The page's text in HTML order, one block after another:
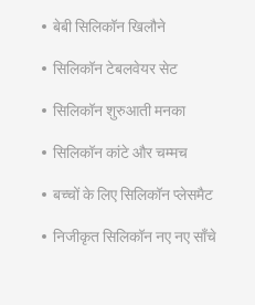
बेबी सिलिकॉन खिलौने
सिलिकॉन टेबलवेयर सेट
सिलिकॉन शुरुआती मनका
सिलिकॉन कांटे और चम्मच
बच्चों के लिए सिलिकॉन प्लेसमैट
निजीकृत सिलिकॉन नए नए साँचे